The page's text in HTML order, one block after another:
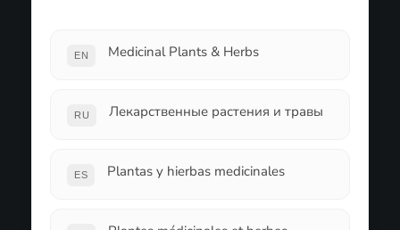
EN Medicinal Plants & Herbs
RU Лекарственные растения и травы
ES Plantas y hierbas medicinales